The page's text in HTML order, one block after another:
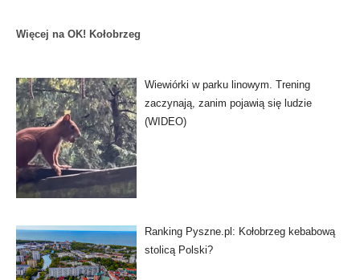
Więcej na OK! Kołobrzeg
Wiewiórki w parku linowym. Trening
zaczynają, zanim pojawią się ludzie
(WIDEO)
Ranking Pyszne.pl: Kołobrzeg kebabową
stolicą Polski?